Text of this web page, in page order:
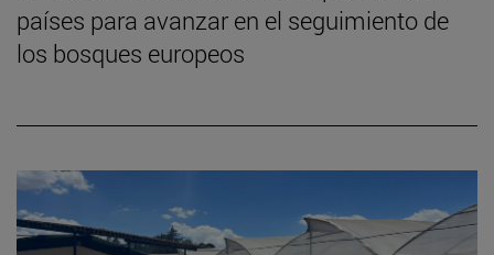
países para avanzar en el seguimiento de
los bosques europeos